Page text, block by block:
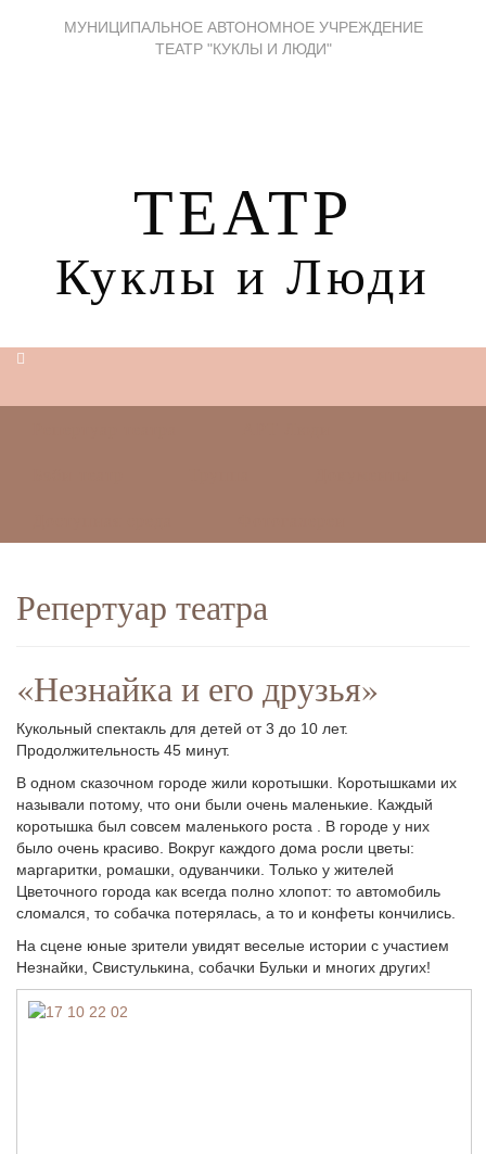
МУНИЦИПАЛЬНОЕ АВТОНОМНОЕ УЧРЕЖДЕНИЕ
ТЕАТР "КУКЛЫ И ЛЮДИ"
ТЕАТР
Куклы и Люди
Репертуар театра
«Незнайка и его друзья»
Кукольный спектакль для детей от 3 до 10 лет.
Продолжительность 45 минут.
В одном сказочном городе жили коротышки. Коротышками их
называли потому, что они были очень маленькие. Каждый
коротышка был совсем маленького роста . В городе у них
было очень красиво. Вокруг каждого дома росли цветы:
маргаритки, ромашки, одуванчики. Только у жителей
Цветочного города как всегда полно хлопот: то автомобиль
сломался, то собачка потерялась, а то и конфеты кончились.
На сцене юные зрители увидят веселые истории с участием
Незнайки, Свистулькина, собачки Бульки и многих других!